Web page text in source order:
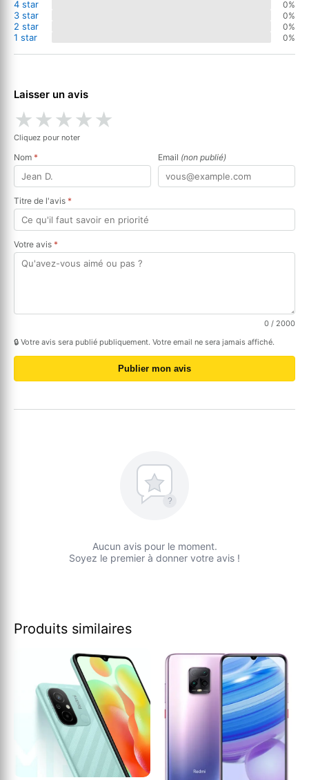
4 star 0%
3 star 0%
2 star 0%
1 star 0%
Laisser un avis
★★★★★
Cliquez pour noter
Nom * Email (non publié)
Titre de l'avis *
Votre avis *
0 / 2000
🔒 Votre avis sera publié publiquement. Votre email ne sera jamais affiché.
Publier mon avis
?
Aucun avis pour le moment.
Soyez le premier à donner votre avis !
Produits similaires